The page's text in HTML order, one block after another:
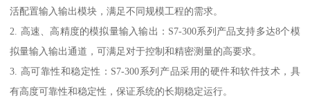
活配置输入输出模块，满足不同规模工程的需求。
2. 高速、高精度的模拟量输入输出：S7-300系列产品支持多达8个模
拟量输入输出通道，可满足对于控制和精密测量的高要求。
3. 高可靠性和稳定性：S7-300系列产品采用的硬件和软件技术，具
有高度可靠性和稳定性，保证系统的长期稳定运行。